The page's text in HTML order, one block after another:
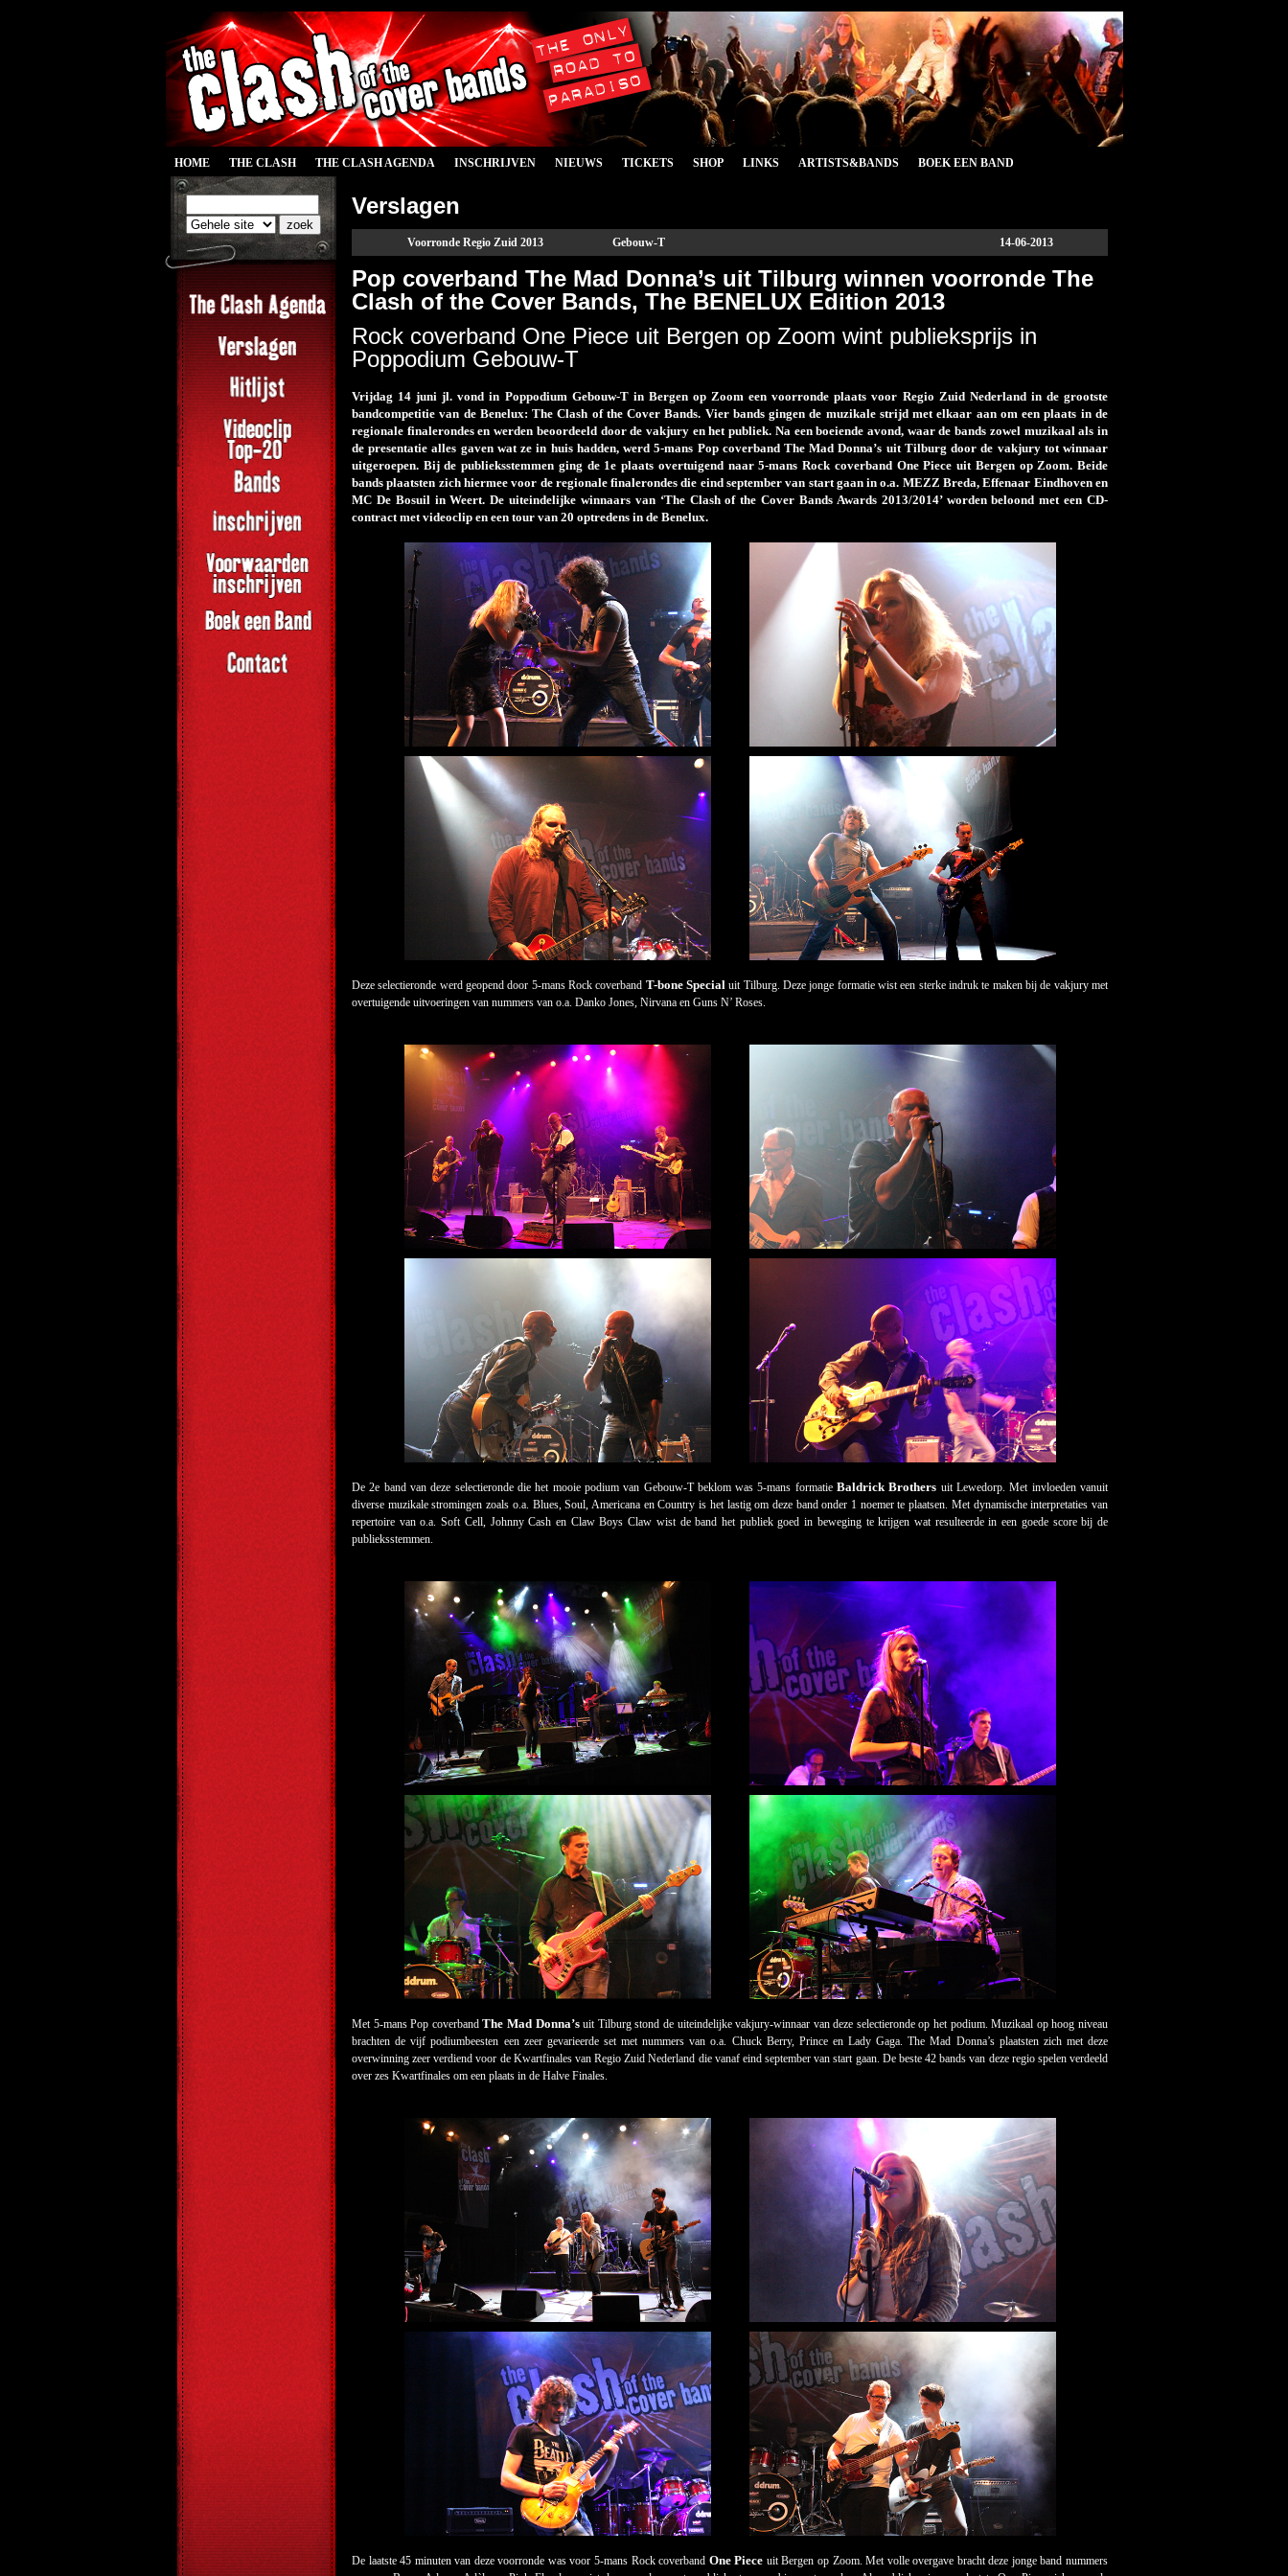
HOME THE CLASH THE CLASH AGENDA INSCHRIJVEN NIEUWS TICKETS SHOP LINKS ARTISTS&BANDS BOEK EEN BAND
Verslagen
Voorronde Regio Zuid 2013 Gebouw-T 14-06-2013
Pop coverband The Mad Donna’s uit Tilburg winnen voorronde The
Clash of the Cover Bands, The BENELUX Edition 2013
Rock coverband One Piece uit Bergen op Zoom wint publieksprijs in
Poppodium Gebouw-T
Vrijdag 14 juni jl. vond in Poppodium Gebouw-T in Bergen op Zoom een voorronde plaats voor Regio Zuid Nederland in de grootste
bandcompetitie van de Benelux: The Clash of the Cover Bands. Vier bands gingen de muzikale strijd met elkaar aan om een plaats in de
regionale finalerondes en werden beoordeeld door de vakjury en het publiek. Na een boeiende avond, waar de bands zowel muzikaal als in
de presentatie alles gaven wat ze in huis hadden, werd 5-mans Pop coverband The Mad Donna’s uit Tilburg door de vakjury tot winnaar
uitgeroepen. Bij de publieksstemmen ging de 1e plaats overtuigend naar 5-mans Rock coverband One Piece uit Bergen op Zoom. Beide
bands plaatsten zich hiermee voor de regionale finalerondes die eind september van start gaan in o.a. MEZZ Breda, Effenaar Eindhoven en
MC De Bosuil in Weert. De uiteindelijke winnaars van ‘The Clash of the Cover Bands Awards 2013/2014’ worden beloond met een CD-
contract met videoclip en een tour van 20 optredens in de Benelux.
Deze selectieronde werd geopend door 5-mans Rock coverband T-bone Special uit Tilburg. Deze jonge formatie wist een sterke indruk te maken bij de vakjury met
overtuigende uitvoeringen van nummers van o.a. Danko Jones, Nirvana en Guns N’ Roses.
De 2e band van deze selectieronde die het mooie podium van Gebouw-T beklom was 5-mans formatieBaldrick Brothers uit Lewedorp. Met invloeden vanuit
diverse muzikale stromingen zoals o.a. Blues, Soul, Americana en Country is het lastig om deze band onder 1 noemer te plaatsen. Met dynamische interpretaties van
repertoire van o.a. Soft Cell, Johnny Cash en Claw Boys Claw wist de band het publiek goed in beweging te krijgen wat resulteerde in een goede score bij de
publieksstemmen.
Met 5-mans Pop coverbandThe Mad Donna’suit Tilburg stond de uiteindelijke vakjury-winnaar van deze selectieronde op het podium. Muzikaal op hoog niveau
brachten de vijf podiumbeesten een zeer gevarieerde set met nummers van o.a. Chuck Berry, Prince en Lady Gaga. The Mad Donna’s plaatsten zich met deze
overwinning zeer verdiend voor de Kwartfinales van Regio Zuid Nederland die vanaf eind september van start gaan. De beste 42 bands van deze regio spelen verdeeld
over zes Kwartfinales om een plaats in de Halve Finales.
De laatste 45 minuten van deze voorronde was voor 5-mans Rock coverband One Piece uit Bergen op Zoom. Met volle overgave bracht deze jonge band nummers